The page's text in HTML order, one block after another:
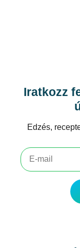
Iratkozz
Edzés,